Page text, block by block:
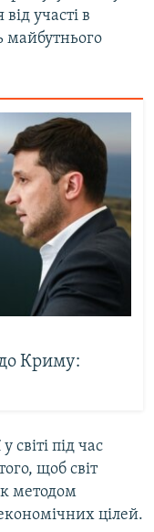
участі в
майбутнього
Криму:
світі під час
щоб світ
методом
цілей.